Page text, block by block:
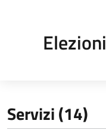
Elezioni
Servizi (14)